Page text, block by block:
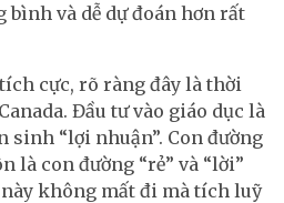
bình và dễ dự đoán hơn rất
cực, rõ ràng đây là thời
Đầu tư vào giáo dục là
sinh “lợi nhuận”. Con đường
là con đường “rẻ” và “lời”
không mất đi mà tích luỹ